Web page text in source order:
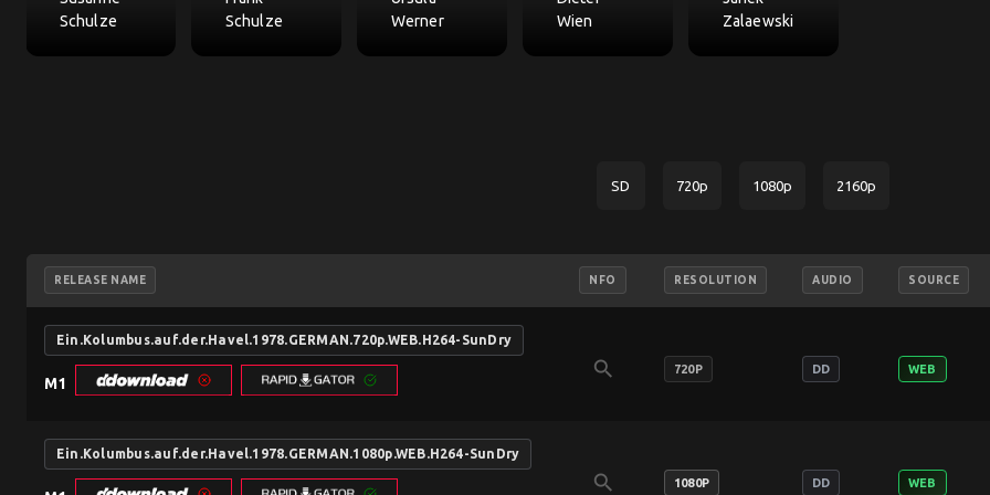
Schulze
Schulze
Werner
Wien
Zalaewski
SD 720p 1080p 2160p
RELEASE NAME NFO RESOLUTION AUDIO SOURCE
Ein.Kolumbus.auf.der.Havel.1978.GERMAN.720p.WEB.H264-SunDry
M1
search 720P DD WEB
Ein.Kolumbus.auf.der.Havel.1978.GERMAN.1080p.WEB.H264-SunDry
search 1080P DD WEB